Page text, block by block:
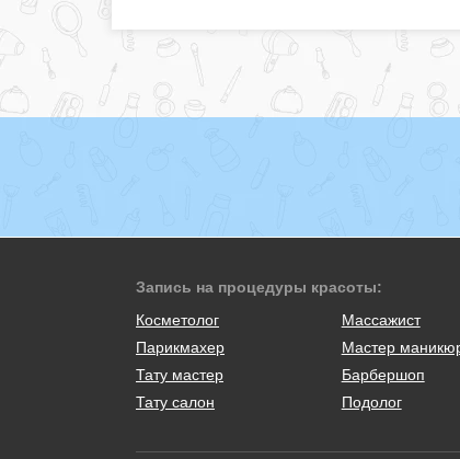
Запись на процедуры красоты:
Косметолог
Массажист
Парикмахер
Мастер
Тату мастер
Барбершоп
Тату салон
Подолог